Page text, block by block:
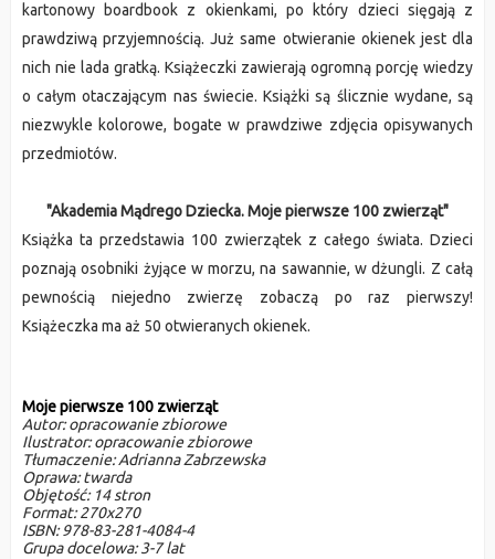
kartonowy boardbook z okienkami, po który dzieci sięgają z
prawdziwą przyjemnością. Już same otwieranie okienek jest dla
nich nie lada gratką. Książeczki zawierają ogromną porcję wiedzy
o całym otaczającym nas świecie. Książki są ślicznie wydane, są
niezwykle kolorowe, bogate w prawdziwe zdjęcia opisywanych
przedmiotów.
"Akademia Mądrego Dziecka. Moje pierwsze 100 zwierząt"
Książka ta przedstawia 100 zwierzątek z całego świata. Dzieci
poznają osobniki żyjące w morzu, na sawannie, w dżungli. Z całą
pewnością niejedno zwierzę zobaczą po raz pierwszy!
Książeczka ma aż 50 otwieranych okienek.
Moje pierwsze 100 zwierząt
Autor: opracowanie zbiorowe
Ilustrator: opracowanie zbiorowe
Tłumaczenie: Adrianna Zabrzewska
Oprawa: twarda
Objętość: 14 stron
Format: 270x270
ISBN: 978-83-281-4084-4
Grupa docelowa: 3-7 lat